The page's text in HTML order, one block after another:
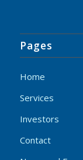
Pages
Home
Services
Investors
Contact